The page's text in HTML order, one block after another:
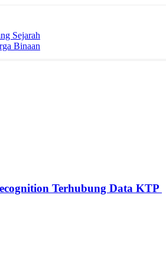
Sejarah
Binaan
Terhubung Data KTP